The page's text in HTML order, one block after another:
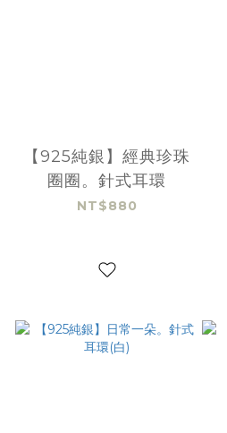
【925純銀】經典珍珠
圈圈。針式耳環
NT$880